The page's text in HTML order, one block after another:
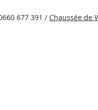
677 391 / Chaussée de